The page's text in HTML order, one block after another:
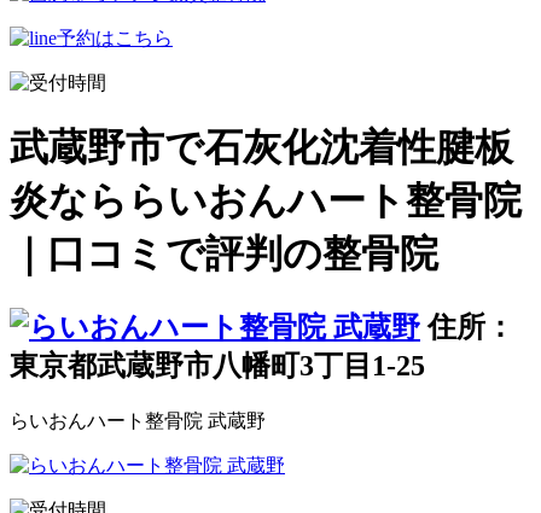
武蔵野市で石灰化沈着性腱板
炎なららいおんハート整骨院
｜口コミで評判の整骨院
住所：
東京都武蔵野市八幡町3丁目1-25
らいおんハート整骨院 武蔵野